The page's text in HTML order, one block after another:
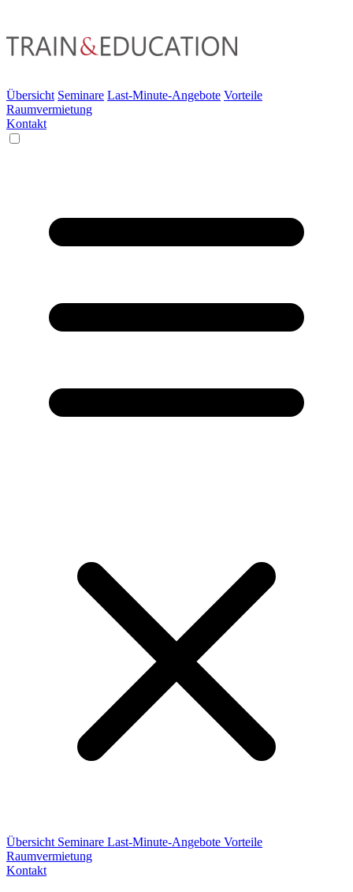
Übersicht Seminare Last-Minute-Angebote Vorteile
Raumvermietung
Kontakt
Übersicht Seminare Last-Minute-Angebote Vorteile
Raumvermietung
Kontakt